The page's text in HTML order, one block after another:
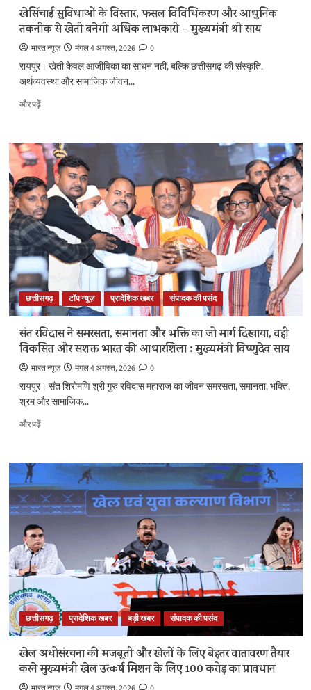
गलती
हो
गई
के
में
और
पढ़ें
खेसिंचाई सुविधाओं के विस्तार, फसल विविधिकरण और आधुनिक
तकनीक से खेती बनेगी अधिक लाभकारी – मुख्यमंत्री श्री साय
भारत न्यूज़ मंगल 4 अगस्त, 2026
0
रायपुर। खेती केवल आजीविका का साधन नहीं, बल्कि छत्तीसगढ़ की संस्कृति,
अर्थव्यवस्था और सामाजिक जीवन...
और पढ़ेंखेसिंचाई
विस्तार,
फसल
विविधिकरण
और
आधुनिक
तकनीक
से
खेती
बनेगी
अधिक
लाभकारी
–
मुख्यमंत्री
श्री
साय
के
बारे
में
पढ़ें
छत्तीसगढ़ टॉप न्यूज़ प्रादेशिक खबर संपादक की पसंद
संत रविदास ने समरसता, समानता और भक्ति का जो मार्ग दिखाया, वही
विकसित और सशक्त भारत की आधारशिला : मुख्यमंत्री विष्णुदेव साय
भारत न्यूज़ मंगल 4 अगस्त, 2026
0
रायपुर। संत शिरोमणि श्री गुरु रविदास महाराज का जीवन समरसता, समानता, भक्ति,
श्रम और सामाजिक...
और पढ़ेंसंत
समरसता,
समानता
और
भक्ति
का
जो
मार्ग
दिखाया,
वही
विकसित
और
सशक्त
भारत
की
आधारशिला
मुख्यमंत्री
विष्णुदेव
छत्तीसगढ़ प्रादेशिक खबर बड़ी खबर संपादक की पसंद
खेल अधोसंरचना की मजबूती और खेलों के लिए बेहतर वातावरण तैयार
करने मुख्यमंत्री खेल उत्कर्ष मिशन के लिए 100 करोड़ का प्रावधान